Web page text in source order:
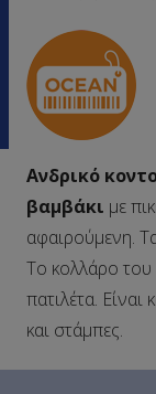
Ανδρικό
βαμβάκι με
αφαιρούμενη.
Το κολλάρο του
πατιλέτα. Είναι
και στάμπες.